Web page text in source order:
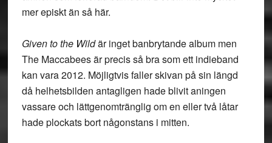
mer episkt än så här.
Given to the Wildär inget banbrytande album men
The Maccabees är precis så bra som ett indieband
kan vara 2012. Möjligtvis faller skivan på sin längd
då helhetsbilden antagligen hade blivit aningen
vassare och lättgenomtränglig om en eller två låtar
hade plockats bort någonstans i mitten.